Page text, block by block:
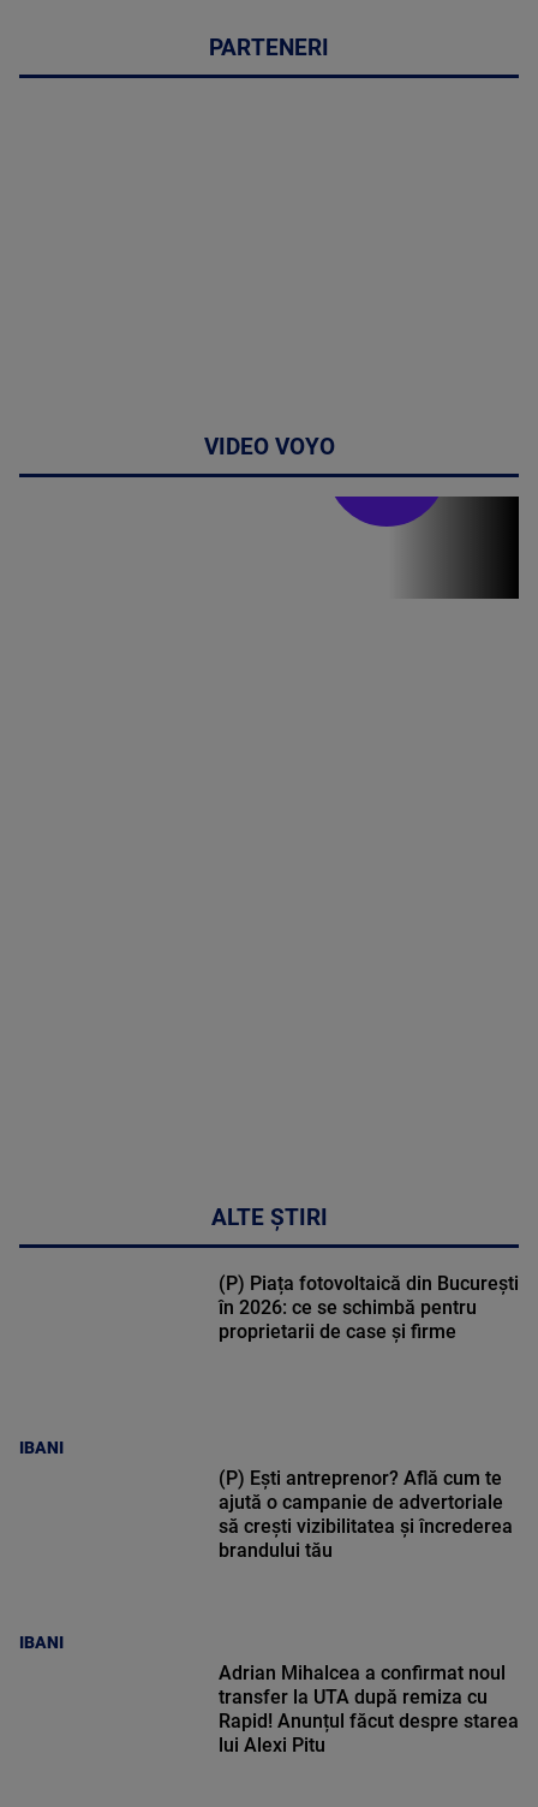
PARTENERI
VIDEO VOYO
ALTE ȘTIRI
IBANI
(P) Piața fotovoltaică din București
în 2026: ce se schimbă pentru
proprietarii de case și firme
IBANI
(P) Ești antreprenor? Află cum te
ajută o campanie de advertoriale
să crești vizibilitatea și încrederea
brandului tău
Adrian Mihalcea a confirmat noul
transfer la UTA după remiza cu
Rapid! Anunțul făcut despre starea
lui Alexi Pitu